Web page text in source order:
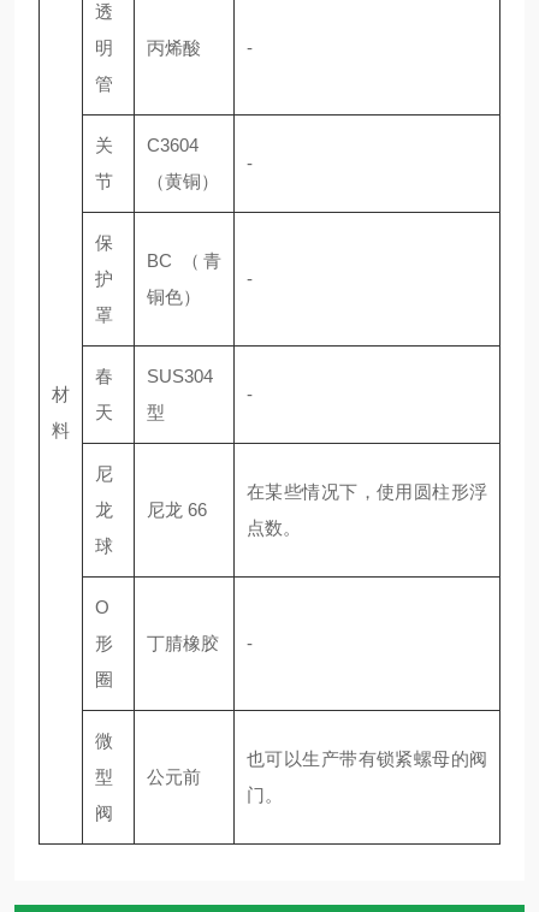
材
料
透
明
管
丙烯酸 -
关
节
C3604
（黄铜）
-
保
护
罩
BC （青
铜色）
-
春
天
SUS304
型
-
尼
龙
球
尼龙 66
在某些情况下，使用圆柱形浮
点数。
O
形
圈
丁腈橡胶 -
微
型
阀
公元前
也可以生产带有锁紧螺母的阀
门。